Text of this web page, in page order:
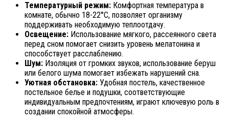
Температурный режим: Комфортная температура в
комнате, обычно 18-22°C, позволяет организму
поддерживать необходимую теплоотдачу.
Освещение: Использование мягкого, рассеянного света
перед сном помогает снизить уровень мелатонина и
способствует расслаблению.
Шум: Изоляция от громких звуков, использование беруш
или белого шума помогает избежать нарушений сна.
Уютная обстановка: Удобная постель, качественное
постельное белье и подушки, соответствующие
индивидуальным предпочтениям, играют ключевую роль в
создании спокойной атмосферы.